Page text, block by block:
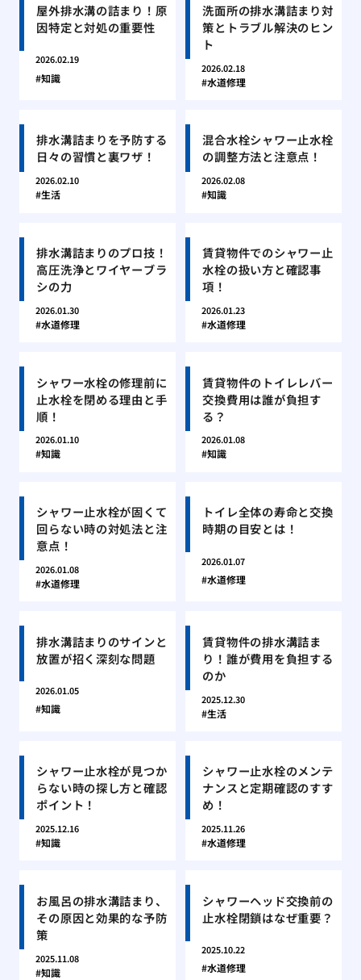
屋外排水溝の詰まり！原
因特定と対処の重要性
2026.02.19
知識
洗面所の排水溝詰まり対
策とトラブル解決のヒン
ト
2026.02.18
水道修理
排水溝詰まりを予防する
日々の習慣と裏ワザ！
2026.02.10
生活
混合水栓シャワー止水栓
の調整方法と注意点！
2026.02.08
知識
排水溝詰まりのプロ技！
高圧洗浄とワイヤーブラ
シの力
2026.01.30
水道修理
賃貸物件でのシャワー止
水栓の扱い方と確認事
項！
2026.01.23
水道修理
シャワー水栓の修理前に
止水栓を閉める理由と手
順！
2026.01.10
知識
賃貸物件のトイレレバー
交換費用は誰が負担す
る？
2026.01.08
知識
シャワー止水栓が固くて
回らない時の対処法と注
意点！
2026.01.08
水道修理
トイレ全体の寿命と交換
時期の目安とは！
2026.01.07
水道修理
排水溝詰まりのサインと
放置が招く深刻な問題
2026.01.05
知識
賃貸物件の排水溝詰ま
り！誰が費用を負担する
のか
2025.12.30
生活
シャワー止水栓が見つか
らない時の探し方と確認
ポイント！
2025.12.16
知識
シャワー止水栓のメンテ
ナンスと定期確認のすす
め！
2025.11.26
水道修理
お風呂の排水溝詰まり、
その原因と効果的な予防
策
2025.11.08
知識
シャワーヘッド交換前の
止水栓閉鎖はなぜ重要？
2025.10.22
水道修理